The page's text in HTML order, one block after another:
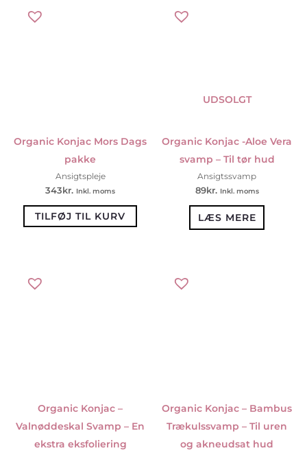
Organic Konjac Mors Dags
pakke
Ansigtspleje
343kr. Inkl. moms
TILFØJ TIL KURV
UDSOLGT
Organic Konjac -Aloe Vera
svamp – Til tør hud
Ansigtssvamp
89kr. Inkl. moms
LÆS MERE
Organic Konjac –
Valnøddeskal Svamp – En
ekstra eksfoliering
Organic Konjac – Bambus
Trækulssvamp – Til uren
og akneudsat hud